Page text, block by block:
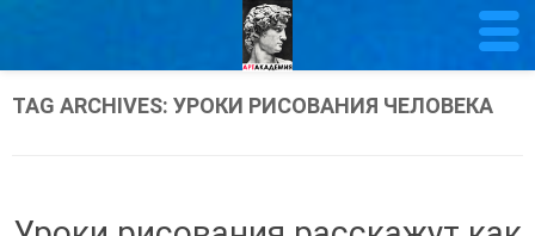
TAG ARCHIVES: УРОКИ РИСОВАНИЯ ЧЕЛОВЕКА